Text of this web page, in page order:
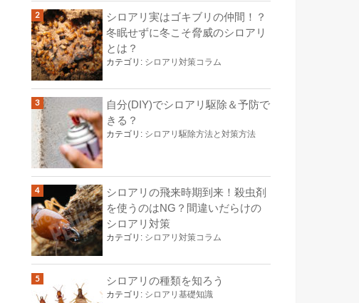
シロアリ実はゴキブリの仲間！？
冬眠せずに冬こそ脅威のシロアリ
とは？
カテゴリ: シロアリ対策コラム
自分(DIY)でシロアリ駆除＆予防で
きる？
カテゴリ: シロアリ駆除方法と対策方法
シロアリの飛来時期到来！殺虫剤
を使うのはNG？間違いだらけの
シロアリ対策
カテゴリ: シロアリ対策コラム
シロアリの種類を知ろう
カテゴリ: シロアリ基礎知識